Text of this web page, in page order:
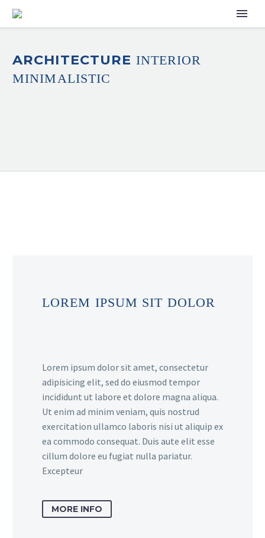
ARCHITECTURE INTERIOR
MINIMALISTIC
LOREM IPSUM SIT DOLOR
Lorem ipsum dolor sit amet, consectetur
adipisicing elit, sed do eiusmod tempor
incididunt ut labore et dolore magna aliqua.
Ut enim ad minim veniam, quis nostrud
exercitation ullamco laboris nisi ut aliquip ex
ea commodo consequat. Duis aute elit esse
cillum dolore eu fugiat nulla pariatur.
Excepteur
MORE INFO